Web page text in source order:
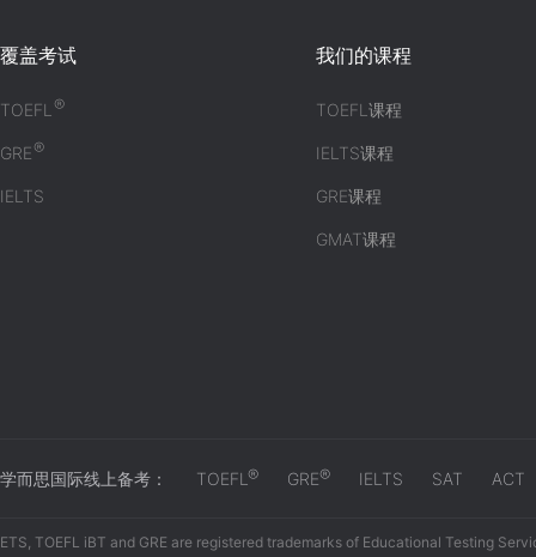
覆盖考试
TOEFL®
GRE®
IELTS
我们的课程
TOEFL课程
IELTS课程
GRE课程
GMAT课程
学而思国际线上备考： TOEFL ® GRE® IELTS SAT ACT
ETS, TOEFL iBT and GRE are registered trademarks of Educational Testing